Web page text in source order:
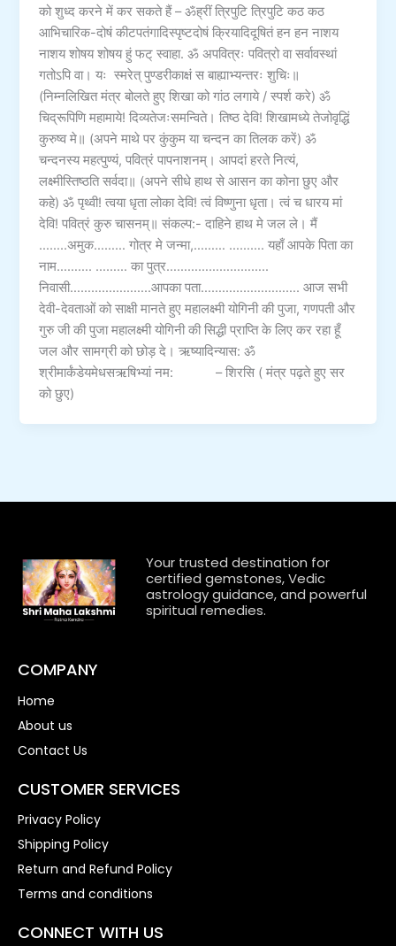
को शुध्द करने में कर सकते हैं – ॐह्रीं त्रिपुटि त्रिपुटि कठ कठ
आभिचारिक-दोषं कीटपतंगादिस्पृष्टदोषं क्रियादिदूषितं हन हन नाशय
नाशय शोषय शोषय हुं फट् स्वाहा. ॐ अपवित्रः पवित्रो वा सर्वावस्थां
गतोऽपि वा। यः स्मरेत् पुण्डरीकाक्षं स बाह्याभ्यन्तरः शुचिः॥
(निम्नलिखित मंत्र बोलते हुए शिखा को गांठ लगाये / स्पर्श करे) ॐ
चिद्रूपिणि महामाये! दिव्यतेजःसमन्विते। तिष्ठ देवि! शिखामध्ये तेजोवृद्धिं
कुरुष्व मे॥ (अपने माथे पर कुंकुम या चन्दन का तिलक करें) ॐ
चन्दनस्य महत्पुण्यं, पवित्रं पापनाशनम्। आपदां हरते नित्यं,
लक्ष्मीस्तिष्ठति सर्वदा॥ (अपने सीधे हाथ से आसन का कोना छुए और
कहे) ॐ पृथ्वी! त्वया धृता लोका देवि! त्वं विष्णुना धृता। त्वं च धारय मां
देवि! पवित्रं कुरु चासनम्॥ संकल्प:- दाहिने हाथ मे जल ले। मैं
……..अमुक……… गोत्र मे जन्मा,……… ………. यहाँ आपके पिता का
नाम………. ……… का पुत्र………………………..
निवासी…………………..आपका पता………………………. आज सभी
देवी-देवताओं को साक्षी मानते हुए महालक्ष्मी योगिनी की पुजा, गणपती और
गुरु जी की पुजा महालक्ष्मी योगिनी की सिद्धी प्राप्ति के लिए कर रहा हूँ
जल और सामग्री को छोड़ दे। ऋष्यादिन्यास: ॐ
श्रीमार्कंडेयमेधसऋषिभ्यां नम: – शिरसि ( मंत्र पढ़ते हुए सर
को छुए)
Your trusted destination for
certified gemstones, Vedic
astrology guidance, and powerful
spiritual remedies.
COMPANY
Home
About us
Contact Us
CUSTOMER SERVICES
Privacy Policy
Shipping Policy
Return and Refund Policy
Terms and conditions
CONNECT WITH US